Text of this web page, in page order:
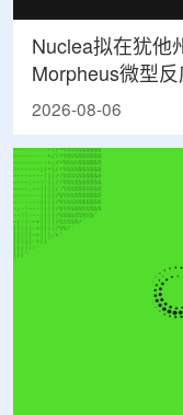
Nuclea拟在犹他
Morpheus微型
2026-08-06